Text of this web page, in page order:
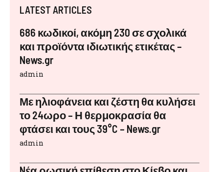
LATEST ARTICLES
686 κωδικοί, ακόμη 230 σε σχολικά
και προϊόντα ιδιωτικής ετικέτας –
News.gr
admin
Με ηλιοφάνεια και ζέστη θα κυλήσει
το 24ωρο – Η θερμοκρασία θα
φτάσει και τους 39°C – News.gr
admin